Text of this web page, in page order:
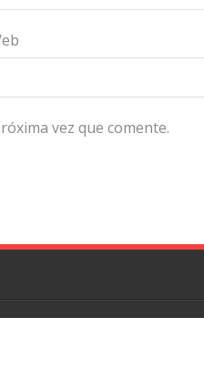
vez que comente.